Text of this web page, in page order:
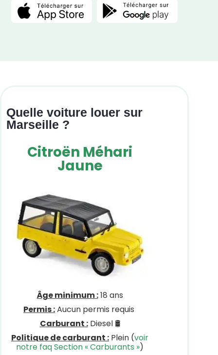
Quelle voiture louer sur
Marseille ?
Citroën Méhari
Jaune
Âge minimum :18 ans
Permis :Aucun permis requis
Carburant :Diesel 🛢
Politique de carburant : Plein (voir
notre faq Section « Carburants »)